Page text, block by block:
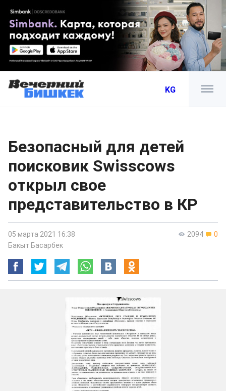
KG
Безопасный для детей
поисковик Swisscows
открыл свое
представительство в КР
2094 0
05 марта 2021 16:38
Бакыт Басарбек